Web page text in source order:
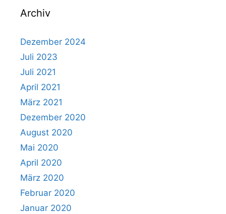
Archiv
Dezember 2024
Juli 2023
Juli 2021
April 2021
März 2021
Dezember 2020
August 2020
Mai 2020
April 2020
März 2020
Februar 2020
Januar 2020